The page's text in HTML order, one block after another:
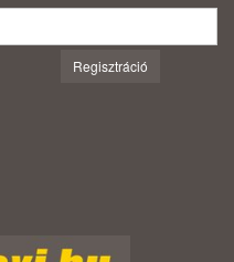
Regisztráció